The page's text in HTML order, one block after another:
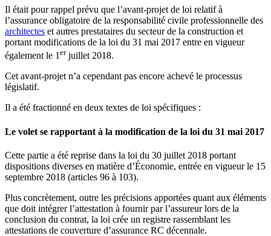
Il était pour rappel prévu que l’avant-projet de loi relatif à
l’assurance obligatoire de la responsabilité civile professionnelle des
architectes et autres prestataires du secteur de la construction et
portant modifications de la loi du 31 mai 2017 entre en vigueur
également le 1erjuillet 2018.
Cet avant-projet n’a cependant pas encore achevé le processus
législatif.
Il a été fractionné en deux textes de loi spécifiques :
Le volet se rapportant à la modification de la loi du 31 mai 2017
Cette partie a été reprise dans la loi du 30 juillet 2018 portant
dispositions diverses en matière d’Économie, entrée en vigueur le 15
septembre 2018 (articles 96 à 103).
Plus concrètement, outre les précisions apportées quant aux éléments
que doit intégrer l’attestation à fournir par l’assureur lors de la
conclusion du contrat, la loi crée un registre rassemblant les
attestations de couverture d’assurance RC décennale.